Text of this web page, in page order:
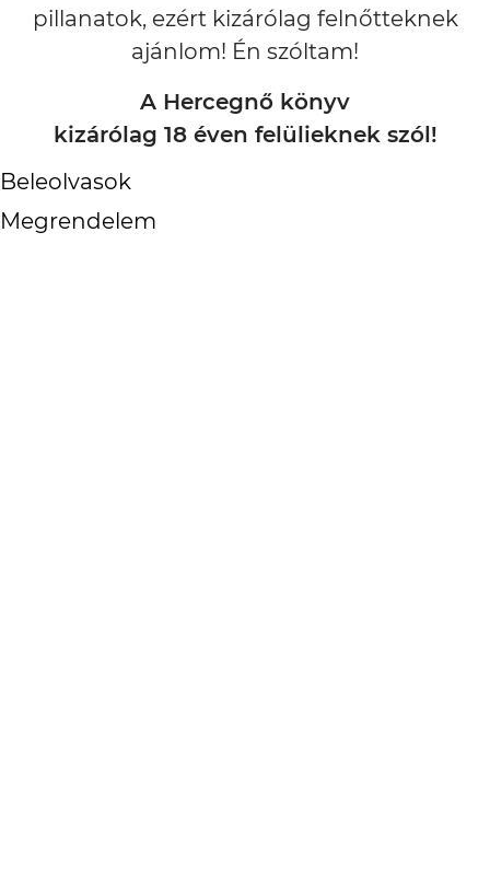
pillanatok, ezért kizárólag felnőtteknek
ajánlom! Én szóltam!
A Hercegnő könyv
kizárólag 18 éven felülieknek szól!
Beleolvasok
Megrendelem